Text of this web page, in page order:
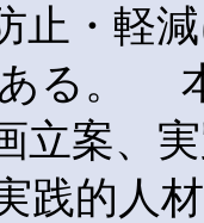
止・軽
る。
立案、
践的人